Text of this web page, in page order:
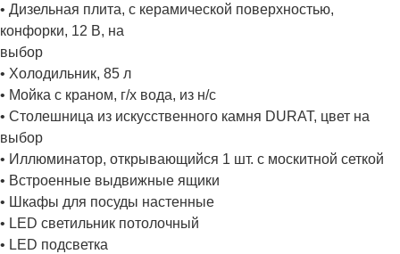
• Дизельная плита, с керамической поверхностью,
конфорки, 12 В, на
выбор
• Холодильник, 85 л
• Мойка с краном, г/х вода, из н/с
• Столешница из искусственного камня DURAT, цвет на
выбор
• Иллюминатор, открывающийся 1 шт. с москитной сеткой
• Встроенные выдвижные ящики
• Шкафы для посуды настенные
• LED светильник потолочный
• LED подсветка